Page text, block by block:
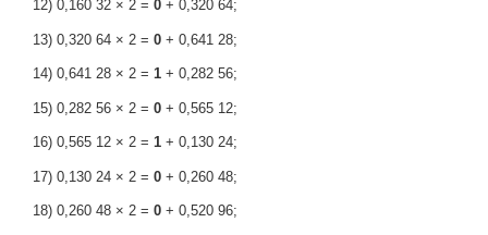
12) 0,160 32 × 2 = 0+ 0,320 64;
13) 0,320 64 × 2 = 0+ 0,641 28;
14) 0,641 28 × 2 = 1+ 0,282 56;
15) 0,282 56 × 2 = 0+ 0,565 12;
16) 0,565 12 × 2 = 1+ 0,130 24;
17) 0,130 24 × 2 = 0+ 0,260 48;
18) 0,260 48 × 2 = 0+ 0,520 96;